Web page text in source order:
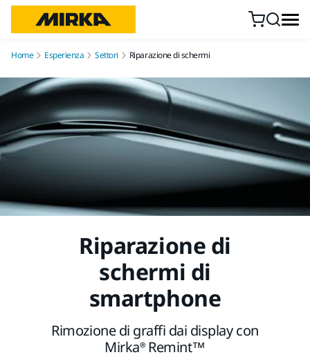
Home Esperienza Settori Riparazione di schermi
Riparazione di
schermi di
smartphone
Rimozione di graffi dai display con
Mirka® Remint™